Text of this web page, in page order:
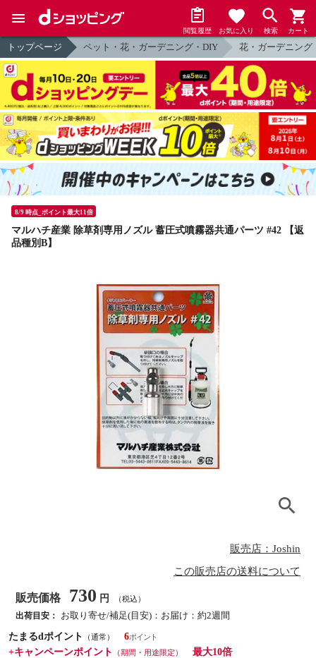
閲覧履歴 お気に入り 検索 カート
トップページ ペット・花・ガーデニング・DIY 花・ガーデニング
8/9 時点_ポイント最大11倍
マルハチ産業 除草剤専用ノズル 蓄圧式噴霧器共通パーツ #42 【返
品種別B】
販売店：Joshin
この販売店の送料について
販売価格 730 円 （税込）
出荷目安：
お取り寄せ/補足(目安)：お届け：約2週間
たまるdポイント
（通常）
6
+キャンペーンポイント
（期間・用途限定）
最大10倍